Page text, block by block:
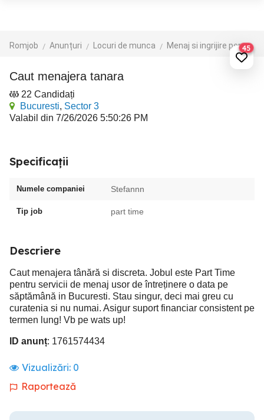
Romjob Anunțuri Locuri de munca Menaj si ingrijire persoane45
Caut menajera tanara
22 Candidați
Bucuresti, Sector 3
Valabil din 7/26/2026 5:50:26 PM
Specificații
Numele companiei Stefannn
Tip job part time
Descriere
Caut menajera tânără si discreta. Jobul este Part Time
pentru servicii de menaj usor de întreținere o data pe
săptămână in Bucuresti. Stau singur, deci mai greu cu
curatenia si nu numai. Asigur suport financiar consistent pe
termen lung! Vb pe wats up!
ID anunț: 1761574434
Vizualizări: 0
Raportează